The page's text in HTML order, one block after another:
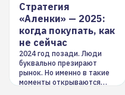
Стратегия
«Аленки» — 2025:
когда покупать, как
не сейчас
2024 год позади. Люди
буквально презирают
рынок. Но именно в такие
моменты открываются